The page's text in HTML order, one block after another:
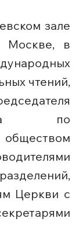
зале
Москве, в
чтений,
по
обществом
Церкви с